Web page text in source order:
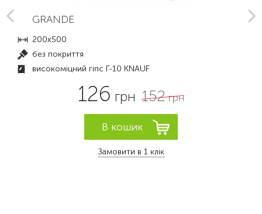
GRANDE
200x500
без покриття
високоміцний гіпс Г-10 KNAUF
126 грн 152грн
Замовити в 1 клік